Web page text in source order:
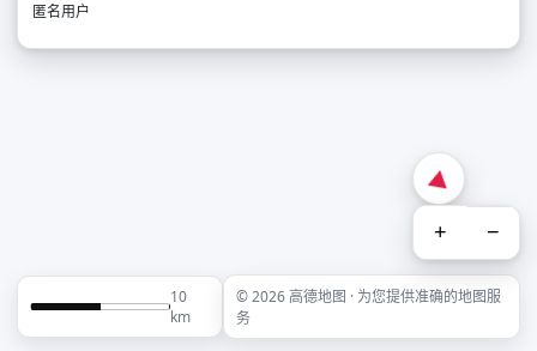
匿名用户
+ −
10
km
© 2026 高德地图 · 为您提供准确的地图服
务